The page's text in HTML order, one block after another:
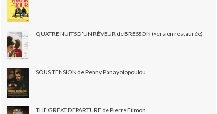
QUATRE NUITS D'UN RÊVEUR de BRESSON (version restaurée)
SOUS TENSION de Penny Panayotopoulou
THE GREAT DEPARTURE de Pierre Filmon